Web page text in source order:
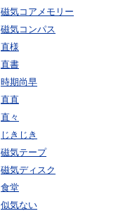
磁気コアメモリー
磁気コンパス
直様
直書
時期尚早
直直
直々
じきじき
磁気テープ
磁気ディスク
食堂
似気ない